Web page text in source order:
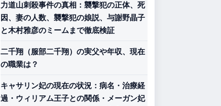
力道山刺殺事件の真相：襲撃犯の正体、死
因、妻の人数、襲撃犯の娘説、与謝野晶子
と木村雅彦のミームまで徹底検証
二千翔（服部二千翔）の実父や年収、現在
の職業は？
キャサリン妃の現在の状況：病名・治療経
過・ウィリアム王子との関係・メーガン妃